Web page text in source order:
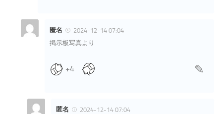
匿名
2024-12-14 07:04
掲示板写真より
+4
匿名
2024-12-14 07:04